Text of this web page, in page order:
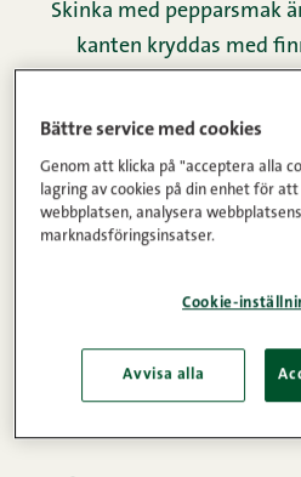
Skinka med pepparsmak
kanten kryddas med
Köttinnehåll
86%
Produktinformation
Näringsinnehåll
Bättre service med cookies
Genom att klicka på "acceptera alla
lagring av cookies på din enhet för
webbplatsen, analysera
marknadsföringsinsatser.
Cookie-
Avvisa alla